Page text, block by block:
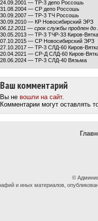
24.09.2001 — ТР-3 депо Россошь
31.08.2004 — СР депо Россошь
30.09.2007 — ТР-3 ТЧ Россошь
30.09.2010 — КР Новосибирский ЭРЗ
06.12.2011 — срок службы продлен до
30.05.2013 — ТР-3 ТЧР-33 Киров-Вятка
07.10.2015 — СР Новосибирский ЭРЗ
27.10.2017 — ТР-3 СЛД-60 Киров-
20.04.2021 — СР-Д СЛД-60 Киров-
28.06.2024 — ТР-3 СЛД-40 Вязьма
Ваш комментарий
Вы не вошли на сайт.
Комментарии могут оставлять
©
и иных материалов,